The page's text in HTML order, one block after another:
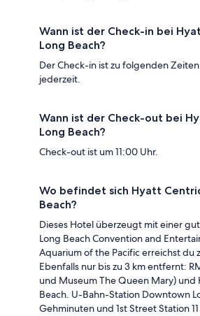
Wann ist der Check-in bei
Long Beach?
Der Check-in ist zu folgenden
jederzeit.
Wann ist der Check-out bei
Long Beach?
Check-out ist um 11:00 Uhr.
Wo befindet sich Hyatt
Beach?
Dieses Hotel überzeugt mit einer
Long Beach Convention and
Aquarium of the Pacific erreichst du
Ebenfalls nur bis zu 3 km entfernt:
und Museum The Queen Mary) und
Beach. U-Bahn-Station Downtown
Gehminuten und 1st Street Station